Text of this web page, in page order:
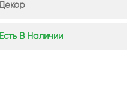
Есть В Наличии